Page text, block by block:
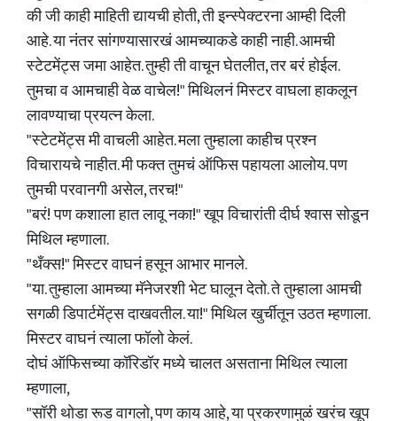
की जी काही माहिती द्यायची होती, ती इन्स्पेक्टरना आम्ही दिली
आहे. या नंतर सांगण्यासारखं आमच्याकडे काही नाही. आमची
स्टेटमेंट्स जमा आहेत. तुम्ही ती वाचून घेतलीत, तर बरं होईल.
तुमचा व आमचाही वेळ वाचेल!" मिथिलनं मिस्टर वाघला हाकलून
लावण्याचा प्रयत्न केला.
"स्टेटमेंट्स मी वाचली आहेत. मला तुम्हाला काहीच प्रश्न
विचारायचे नाहीत. मी फक्त तुमचं ऑफिस पहायला आलोय. पण
तुमची परवानगी असेल, तरच!"
"बरं! पण कशाला हात लावू नका!" खूप विचारांती दीर्घ श्वास सोडून
मिथिल म्हणाला.
"थँक्स!" मिस्टर वाघनं हसून आभार मानले.
"या. तुम्हाला आमच्या मॅनेजरशी भेट घालून देतो. ते तुम्हाला आमची
सगळी डिपार्टमेंट्स दाखवतील. या!" मिथिल खुर्चीतून उठत म्हणाला.
मिस्टर वाघनं त्याला फॉलो केलं.
दोघं ऑफिसच्या कॉरिडॉर मध्ये चालत असताना मिथिल त्याला
म्हणाला,
"सॉरी थोडा रूड वागलो, पण काय आहे, या प्रकरणामुळं खरंच खूप